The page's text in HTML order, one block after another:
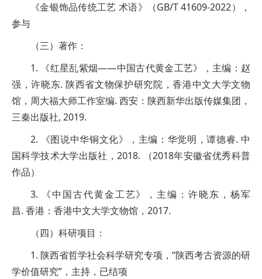
《金银饰品传统工艺 术语》（GB/T 41609-2022），
参与
（三）著作：
1. 《红星乱紫烟——中国古代黄金工艺》，主编：赵
强，许晓东. 陕西省文物保护研究院，香港中文大学文物
馆，周大福大师工作室编. 西安：陕西新华出版传媒集团，
三秦出版社, 2019.
2. 《图说中华铜文化》，主编：华觉明，谭德睿. 中
国科学技术大学出版社，2018. （2018年安徽省优秀科普
作品）
3. 《中国古代黄金工艺》，主编：许晓东，杨军
昌. 香港：香港中文大学文物馆，2017.
（四）科研项目：
1. 陕西省哲学社会科学研究专项，“陕西考古资源的研
学价值研究”，主持，已结项